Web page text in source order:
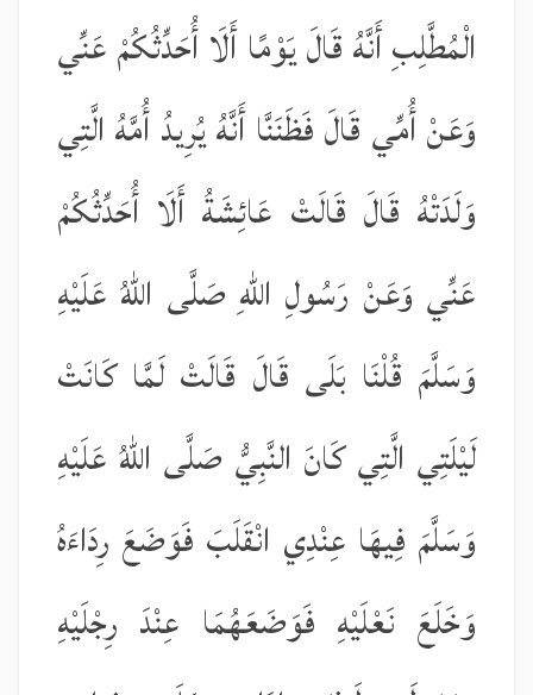
الْمُطَّلِبِ أَنَّهُ قَالَ يَوْمًا أَلَا أُحَدِّثُكُمْ عَنِّي
وَعَنْ أُمِّي قَالَ فَظَنَنَّا أَنَّهُ يُرِيدُ أُمَّهُ الَّتِي
وَلَدَتْهُ قَالَ قَالَتْ عَائِشَةُ أَلَا أُحَدِّثُكُمْ
عَنِّي وَعَنْ رَسُولِ اللّٰهِ صَلَّى اللّٰهُ عَلَيْهِ
وَسَلَّمَ قُلْنَا بَلَى قَالَ قَالَتْ لَمَّا كَانَتْ
لَيْلَتِي الَّتِي كَانَ النَّبِيُّ صَلَّى اللّٰهُ عَلَيْهِ
وَسَلَّمَ فِيهَا عِنْدِي انْقَلَبَ فَوَضَعَ رِدَاءَهُ
وَخَلَعَ نَعْلَيْهِ فَوَضَعَهُمَا عِنْدَ رِجْلَيْهِ